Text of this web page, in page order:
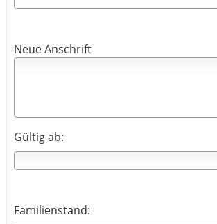
Neue Anschrift
Gültig ab:
Familienstand: